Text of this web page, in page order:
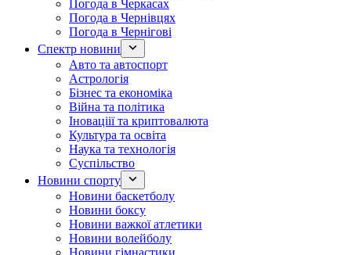
Погода в Черкасах
Погода в Чернівцях
Погода в Чернігові
Спектр новини
Авто та автоспорт
Астрологія
Бізнес та економіка
Війна та політика
Іноваціії та криптовалюта
Культура та освіта
Наука та технологія
Суспільство
Новини спорту
Новини баскетболу
Новини боксу
Новини важкої атлетики
Новини волейболу
Новини гімнастики